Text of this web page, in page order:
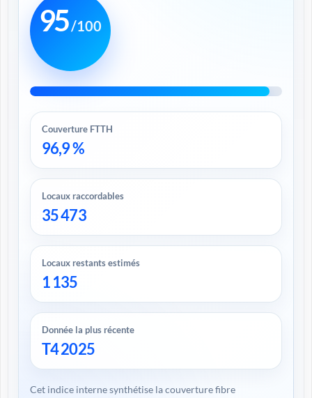
95/100
Couverture FTTH
96,9 %
Locaux raccordables
35 473
Locaux restants estimés
1 135
Donnée la plus récente
T4 2025
Cet indice interne synthétise la couverture fibre